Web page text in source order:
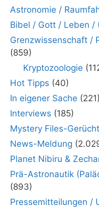
Astronomie /
Bibel / Gott / Leben /
Grenzwissenschaft /
(859)
Kryptozoologie
Hot Tipps (40)
In eigener Sache (221)
Interviews (185)
Mystery Files-
News-Meldung
Planet Nibiru &
Prä-Astronautik
(893)
Pressemitteilungen /